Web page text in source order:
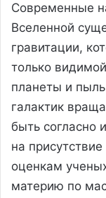
Современные
Вселенной
гравитации,
только
планеты и
галактик
быть согласно
на
оценкам
материю по